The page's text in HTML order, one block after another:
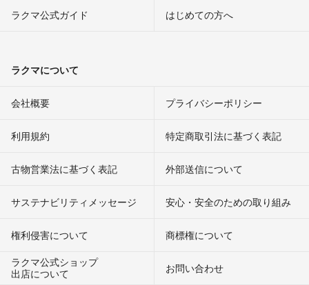
ラクマ公式ガイド はじめての方へ
ラクマについて
会社概要 プライバシーポリシー
利用規約 特定商取引法に基づく表記
古物営業法に基づく表記 外部送信について
サステナビリティメッセージ 安心・安全のための取り組み
権利侵害について
商標権について
ラクマ公式ショップ
出店について
お問い合わせ